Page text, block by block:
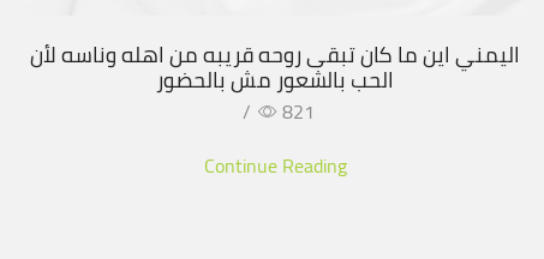
اليمني اين ما كان تبقى روحه قريبه من اهله وناسه لأن
الحب بالشعور مش بالحضور
/
821
Continue Reading